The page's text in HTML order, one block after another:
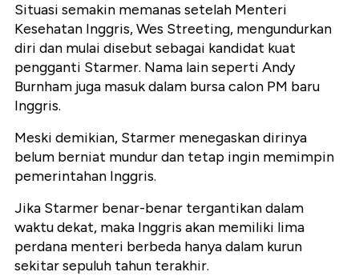
Situasi semakin memanas setelah Menteri
Kesehatan Inggris, Wes Streeting, mengundurkan
diri dan mulai disebut sebagai kandidat kuat
pengganti Starmer. Nama lain seperti Andy
Burnham juga masuk dalam bursa calon PM baru
Inggris.
Meski demikian, Starmer menegaskan dirinya
belum berniat mundur dan tetap ingin memimpin
pemerintahan Inggris.
Jika Starmer benar-benar tergantikan dalam
waktu dekat, maka Inggris akan memiliki lima
perdana menteri berbeda hanya dalam kurun
sekitar sepuluh tahun terakhir.